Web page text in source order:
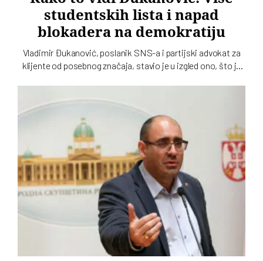
studentskih lista i napad
blokadera na demokratiju
Vladimir Đukanović, poslanik SNS-a i partijski advokat za
klijente od posebnog značaja, stavio je u izgled ono, što je
naprednjaka za sluđivanje birača